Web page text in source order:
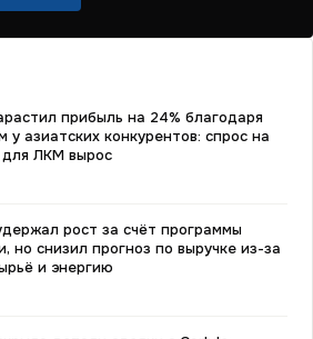
прибыль на 24% благодаря
у азиатских конкурентов: спрос на
ЛКМ вырос
рост за счёт программы
но снизил прогноз по выручке из-за
и энергию